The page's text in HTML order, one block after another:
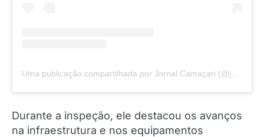
Durante a inspeção, ele destacou os avanços
na infraestrutura e nos equipamentos